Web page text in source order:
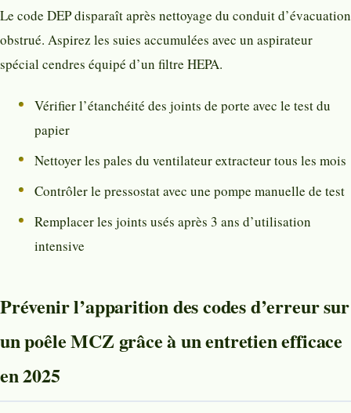
Le code DEP disparaît après nettoyage du conduit d’évacuation
obstrué. Aspirez les suies accumulées avec un aspirateur
spécial cendres équipé d’un filtre HEPA.
Vérifier l’étanchéité des joints de porte avec le test du
papier
Nettoyer les pales du ventilateur extracteur tous les mois
Contrôler le pressostat avec une pompe manuelle de test
Remplacer les joints usés après 3 ans d’utilisation
intensive
Prévenir l’apparition des codes d’erreur sur
un poêle MCZ grâce à un entretien efficace
en 2025